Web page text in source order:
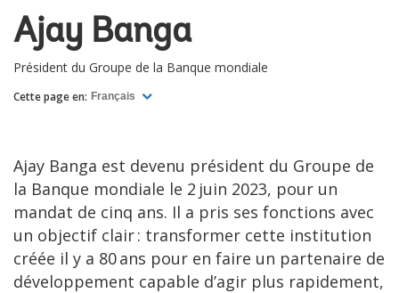
Ajay Banga
Président du Groupe de la Banque mondiale
Cette page en: Français
Ajay Banga est devenu président du Groupe de
la Banque mondiale le 2 juin 2023, pour un
mandat de cinq ans. Il a pris ses fonctions avec
un objectif clair : transformer cette institution
créée il y a 80 ans pour en faire un partenaire de
développement capable d’agir plus rapidement,